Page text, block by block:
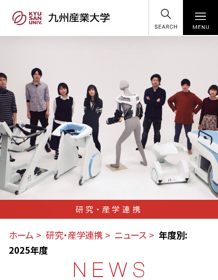
SEARCH
研究・産学連携
ホーム 研究・産学連携 ニュース
年度別:
2025年度